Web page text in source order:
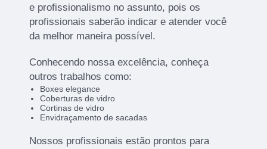
e profissionalismo no assunto, pois os
profissionais saberão indicar e atender você
da melhor maneira possível.
Conhecendo nossa excelência, conheça
outros trabalhos como:
Boxes elegance
Coberturas de vidro
Cortinas de vidro
Envidraçamento de sacadas
Nossos profissionais estão prontos para